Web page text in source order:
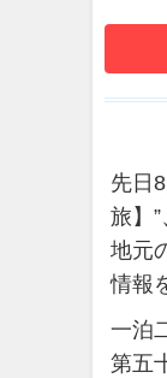
先日
旅】
地元
情報
一泊
第五